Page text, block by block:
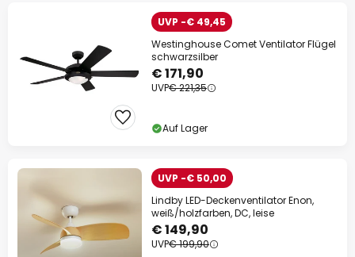
UVP -€ 49,45
Westinghouse Comet Ventilator Flügel
schwarzsilber
€ 171,90
UVP€ 221,35
Auf Lager
UVP -€ 50,00
Lindby LED-Deckenventilator Enon,
weiß/holzfarben, DC, leise
€ 149,90
UVP€ 199,90